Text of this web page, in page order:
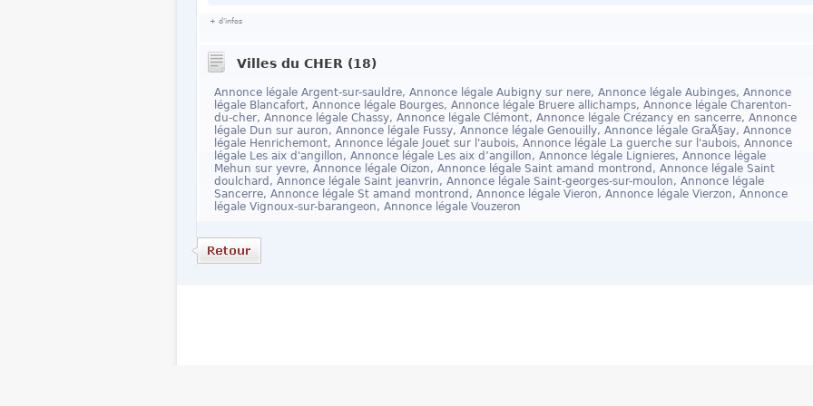
+ d'infos
Villes du CHER (18)
Annonce légale Argent-sur-sauldre, Annonce légale Aubigny sur nere, Annonce légale Aubinges, Annonce
légale Blancafort, Annonce légale Bourges, Annonce légale Bruere allichamps, Annonce légale Charenton-
du-cher, Annonce légale Chassy, Annonce légale Clémont, Annonce légale Crézancy en sancerre, Annonce
légale Dun sur auron, Annonce légale Fussy, Annonce légale Genouilly, Annonce légale GraÃ§ay, Annonce
légale Henrichemont, Annonce légale Jouet sur l'aubois, Annonce légale La guerche sur l'aubois, Annonce
légale Les aix d'angillon, Annonce légale Les aix d’angillon, Annonce légale Lignieres, Annonce légale
Mehun sur yevre, Annonce légale Oizon, Annonce légale Saint amand montrond, Annonce légale Saint
doulchard, Annonce légale Saint jeanvrin, Annonce légale Saint-georges-sur-moulon, Annonce légale
Sancerre, Annonce légale St amand montrond, Annonce légale Vieron, Annonce légale Vierzon, Annonce
légale Vignoux-sur-barangeon, Annonce légale Vouzeron